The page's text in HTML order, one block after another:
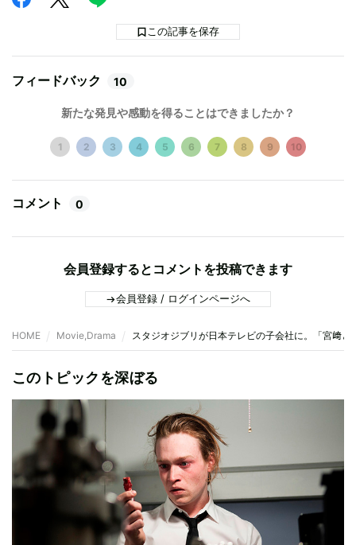
この記事を保存
フィードバック 10
新たな発見や感動を得ることはできましたか？
1 2 3 4 5 6 7 8 9 10
コメント 0
会員登録するとコメントを投稿できます
会員登録 / ログインページへ
HOME Movie,Drama スタジオジブリが日本テレビの子会社に。「宮﨑
このトピックを深ぼる